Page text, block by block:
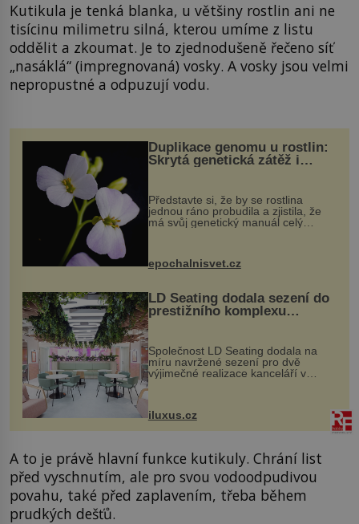
Kutikula je tenká blanka, u většiny rostlin ani ne
tisícinu milimetru silná, kterou umíme z listu
oddělit a zkoumat. Je to zjednodušeně řečeno síť
„nasáklá“ (impregnovaná) vosky. A vosky jsou velmi
nepropustné a odpuzují vodu.
Duplikace genomu u rostlin:
Skrytá genetická zátěž i
Představte si, že by se rostlina
jednou ráno probudila a zjistila, že
má svůj genetický manuál celý
vstupenka...
epochalnisvet.cz
LD Seating dodala sezení do
prestižního komplexu
MediaCityUK v Salfordu
Společnost LD Seating dodala na
míru navržené sezení pro dvě
výjimečné realizace kanceláří v
areálu MediaCityUK v anglickém
budov Media...
iluxus.cz
A to je právě hlavní funkce kutikuly. Chrání list
před vyschnutím, ale pro svou vodoodpudivou
povahu, také před zaplavením, třeba během
prudkých dešťů.